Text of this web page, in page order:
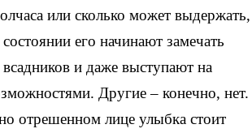
или сколько может выдержать,
его начинают замечать
и даже выступают на
Другие – конечно, нет.
отрешенном лице улыбка стоит